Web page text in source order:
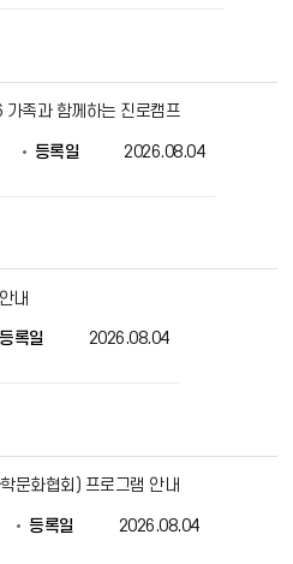
가족과 함께하는 진로캠프
등록일 2026.08.04
내
등록일 2026.08.04
문화협회) 프로그램 안내
등록일 2026.08.04